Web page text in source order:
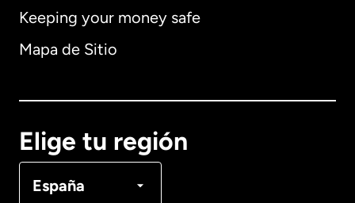
Keeping your money safe
Mapa de Sitio
Elige tu región
España
Alemania
Français